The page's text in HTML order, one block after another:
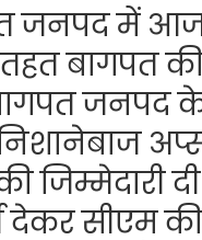
तोड़ने
के
लिए
रची
गई
साजिश,
हमारा
आंदोलन
जारी
जनपद में
बागपत
जनपद
जिम्मेदारी
सीएम की